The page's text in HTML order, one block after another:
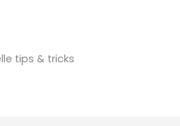
tips & tricks